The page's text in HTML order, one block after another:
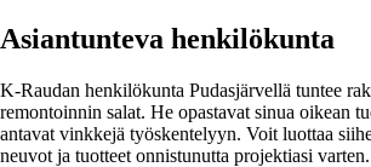
Asiantunteva henkilökunta
K-Raudan henkilökunta Pudasjärvellä tuntee
remontoinnin salat. He opastavat sinua oikean
antavat vinkkejä työskentelyyn. Voit luottaa
neuvot ja tuotteet onnistunutta projektiasi varten.